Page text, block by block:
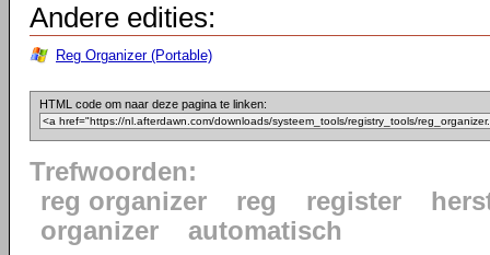
Andere edities:
Reg Organizer (Portable)
HTML code om naar deze pagina te linken:
Trefwoorden:
reg organizer
reg register
organizer
automatisch